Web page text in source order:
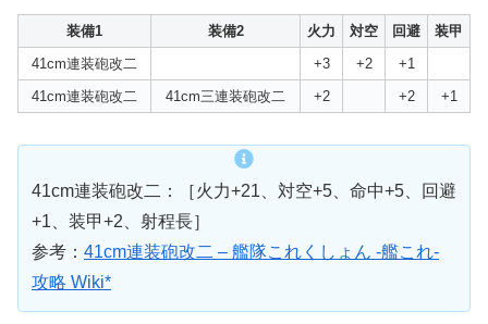
装備1 装備2 火力 対空 回避
装甲
41cm連装砲改二
+3 +2
+1
41cm連装砲改二
41cm三連装砲改二 +2 +2 +1
41cm連装砲改二：［火力+21、対空+5、命中+5、回避
+1、装甲+2、射程長］
参考： 41cm連装砲改二 – 艦隊これくしょん -艦これ-
攻略 Wiki*